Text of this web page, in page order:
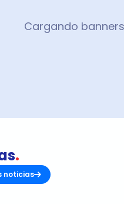
Cargando
.
noticias